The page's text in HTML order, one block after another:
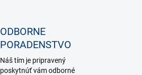
ODBORNE
PORADENSTVO
Náš tím je pripravený
poskytnúť vám odborné